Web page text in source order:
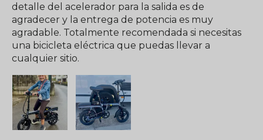
detalle del acelerador para la salida es de
agradecer y la entrega de potencia es muy
agradable. Totalmente recomendada si necesitas
una bicicleta eléctrica que puedas llevar a
cualquier sitio.